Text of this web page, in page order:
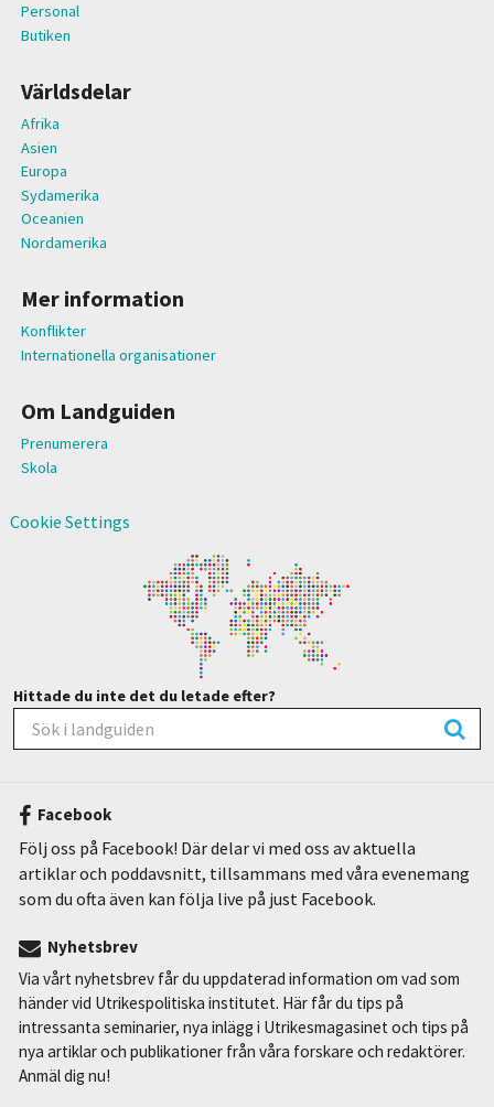
Personal
Butiken
Världsdelar
Afrika
Asien
Europa
Sydamerika
Oceanien
Nordamerika
Mer information
Konflikter
Internationella organisationer
Om Landguiden
Prenumerera
Skola
Cookie Settings
Hittade du inte det du letade efter?
Facebook
Följ oss på Facebook! Där delar vi med oss av aktuella
artiklar och poddavsnitt, tillsammans med våra evenemang
som du ofta även kan följa live på just Facebook.
Nyhetsbrev
Via vårt nyhetsbrev får du uppdaterad information om vad som
händer vid Utrikespolitiska institutet. Här får du tips på
intressanta seminarier, nya inlägg i Utrikesmagasinet och tips på
nya artiklar och publikationer från våra forskare och redaktörer.
Anmäl dig nu!